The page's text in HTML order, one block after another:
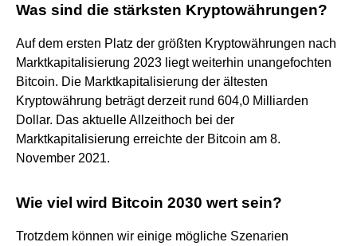
Was sind die stärksten Kryptowährungen?
Auf dem ersten Platz der größten Kryptowährungen nach
Marktkapitalisierung 2023 liegt weiterhin unangefochten
Bitcoin. Die Marktkapitalisierung der ältesten
Kryptowährung beträgt derzeit rund 604,0 Milliarden
Dollar. Das aktuelle Allzeithoch bei der
Marktkapitalisierung erreichte der Bitcoin am 8.
November 2021.
Wie viel wird Bitcoin 2030 wert sein?
Trotzdem können wir einige mögliche Szenarien